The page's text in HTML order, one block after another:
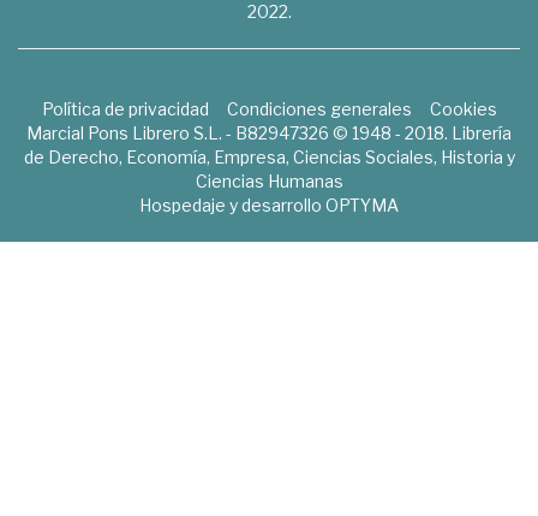
2022.
Política de privacidad Condiciones generales
Cookies
Marcial Pons Librero S.L. - B82947326 © 1948 - 2018. Librería
de Derecho, Economía, Empresa, Ciencias Sociales, Historia y
Ciencias Humanas
Hospedaje y desarrollo OPTYMA